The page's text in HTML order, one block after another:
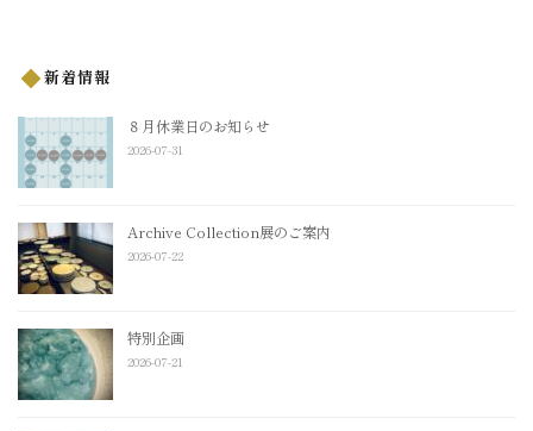
新着情報
８月休業日のお知らせ
2026-07-31
Archive Collection展のご案内
2026-07-22
特別企画
2026-07-21